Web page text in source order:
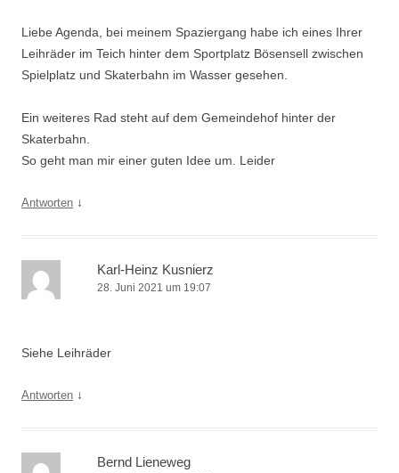
i
a
t
i
o
Liebe Agenda, bei meinem Spaziergang habe ich eines Ihrer
Leihräder im Teich hinter dem Sportplatz Bösensell zwischen
Spielplatz und Skaterbahn im Wasser gesehen.
Ein weiteres Rad steht auf dem Gemeindehof hinter der
Skaterbahn.
So geht man mir einer guten Idee um. Leider
Antworten ↓
Karl-Heinz Kusnierz
28. Juni 2021 um 19:07
Siehe Leihräder
Antworten ↓
Bernd Lieneweg